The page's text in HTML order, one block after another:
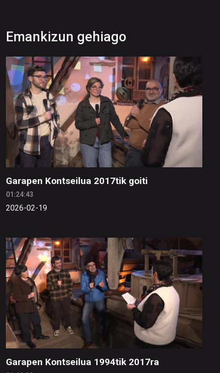
Emankizun gehiago
Garapen Kontseilua 2017tik goiti
01:24:43
2026-02-19
Garapen Kontseilua 1994tik 2017ra